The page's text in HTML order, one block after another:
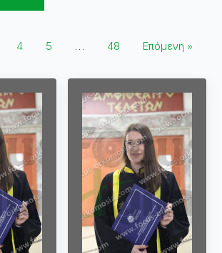
4 5 … 48 Επόμενη »